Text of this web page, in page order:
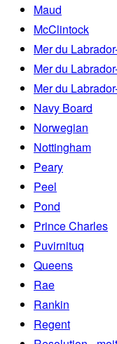
Maud
McClintock
Mer du
Mer du
Mer du
Navy Board
Norwegian
Nottingham
Peary
Peel
Pond
Prince Charles
Puvirnituq
Queens
Rae
Rankin
Regent